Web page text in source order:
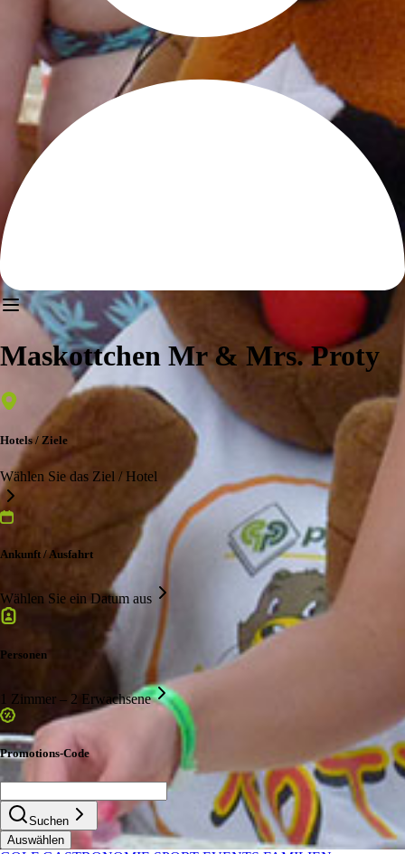
Maskottchen Mr & Mrs. Proty
Hotels / Ziele
Wählen Sie das Ziel / Hotel
Ankunft / Ausfahrt
Wählen Sie ein Datum aus
Personen
1 Zimmer – 2 Erwachsene
Promotions-Code
Suchen
Auswählen